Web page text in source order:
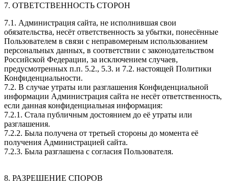
7. ОТВЕТСТВЕННОСТЬ СТОРОН
7.1. Администрация сайта, не исполнившая свои
обязательства, несёт ответственность за убытки, понесённые
Пользователем в связи с неправомерным использованием
персональных данных, в соответствии с законодательством
Российской Федерации, за исключением случаев,
предусмотренных п.п. 5.2., 5.3. и 7.2. настоящей Политики
Конфиденциальности.
7.2. В случае утраты или разглашения Конфиденциальной
информации Администрация сайта не несёт ответственность,
если данная конфиденциальная информация:
7.2.1. Стала публичным достоянием до её утраты или
разглашения.
7.2.2. Была получена от третьей стороны до момента её
получения Администрацией сайта.
7.2.3. Была разглашена с согласия Пользователя.
8. РАЗРЕШЕНИЕ СПОРОВ